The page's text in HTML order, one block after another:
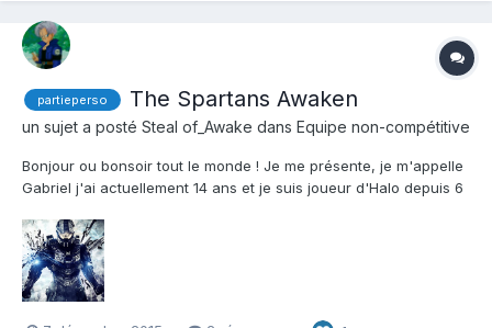
partieperso The Spartans Awaken
un sujet a posté Steal of_Awake dans Equipe non-compétitive
Bonjour ou bonsoir tout le monde ! Je me présente, je m'appelle
Gabriel j'ai actuellement 14 ans et je suis joueur d'Halo depuis 6
la Xbox 360 Slim et même un peu avant sur Windows Vista et je
dois avouer être un grand fan de cette...